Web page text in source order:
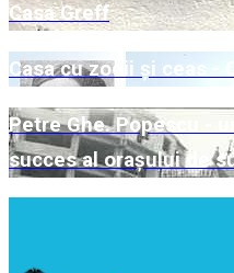
Casa Greff
Casa cu zodii și ceas -
Petre Ghe. Popescu -
succes al orașului de